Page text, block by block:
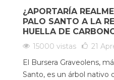
¿APORTARÍA
PALO SANTO A LA
HUELLA DE
15000 vistas 21
El Bursera Graveolens,
Santo, es un árbol nativo